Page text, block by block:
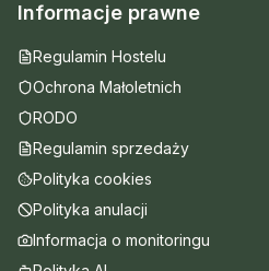
Informacje prawne
Regulamin Hostelu
Ochrona Małoletnich
RODO
Regulamin sprzedaży
Polityka cookies
Polityka anulacji
Informacja o monitoringu